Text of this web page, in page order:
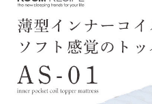
1色
バネ
薄型インナーポケットコイル
詰め物1
消臭機能付樹脂綿キュートリー